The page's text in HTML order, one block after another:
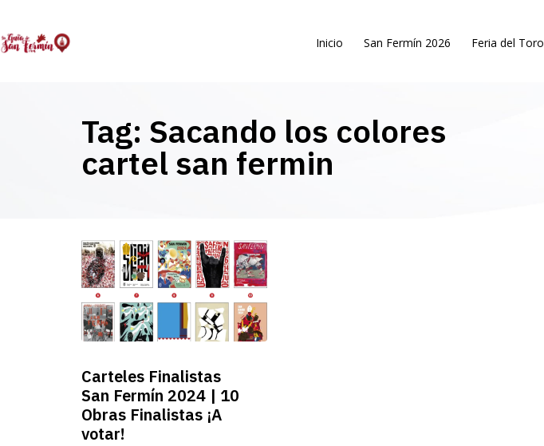
Inicio San Fermín 2026 Feria del
Tag: Sacando los colores
cartel san fermin
Carteles Finalistas
San Fermín 2024 | 10
Obras Finalistas ¡A
votar!